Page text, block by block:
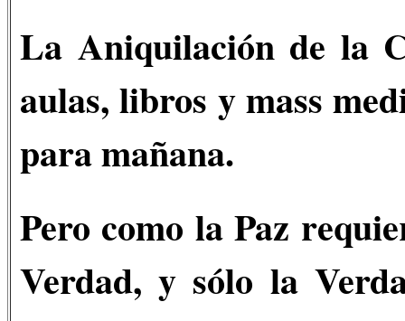
La Aniquilación de la
aulas, libros y mass
para mañana.
Pero como la Paz
Verdad, y sólo la